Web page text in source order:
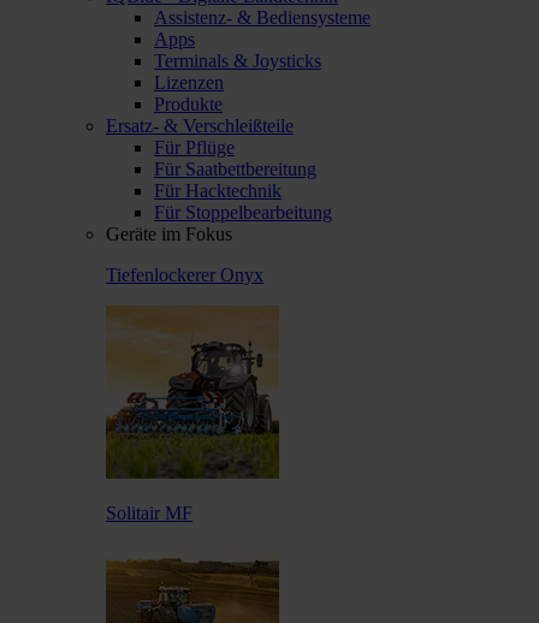
Assistenz- & Bediensysteme
Apps
Terminals & Joysticks
Lizenzen
Produkte
Ersatz- & Verschleißteile
Für Pflüge
Für Saatbettbereitung
Für Hacktechnik
Für Stoppelbearbeitung
Geräte im Fokus
Tiefenlockerer Onyx
Solitair MF